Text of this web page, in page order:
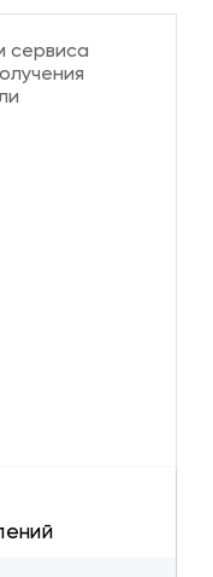
сервиса